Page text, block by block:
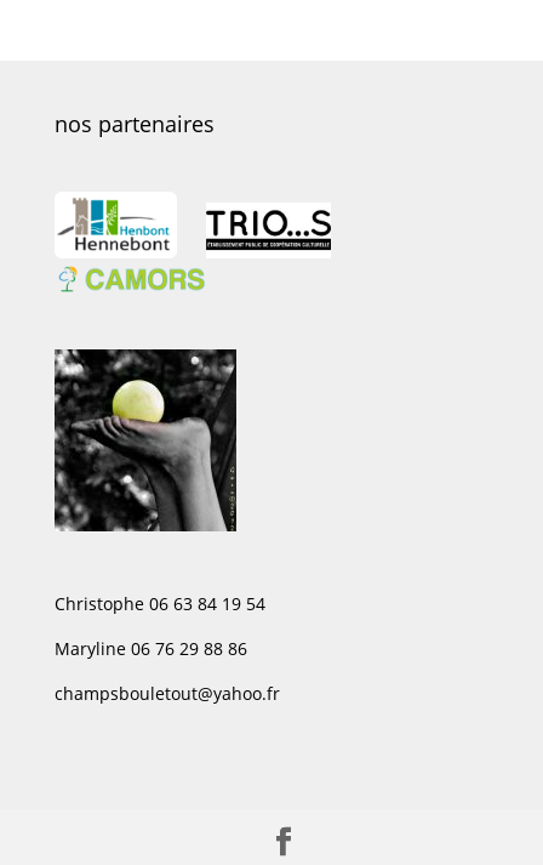
nos partenaires
Christophe 06 63 84 19 54
Maryline 06 76 29 88 86
champsbouletout@yahoo.fr